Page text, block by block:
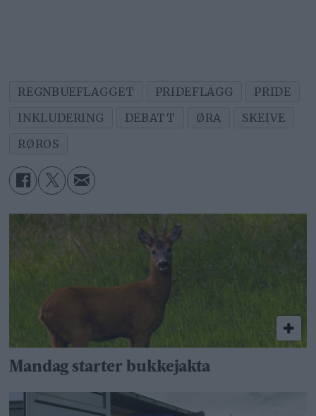
REGNBUEFLAGGET PRIDEFLAGG
PRIDE
INKLUDERING
DEBATT ØRA
SKEIVE
RØROS
Mandag starter bukkejakta